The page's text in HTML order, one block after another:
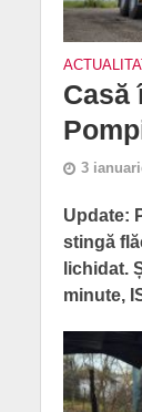
Casă
3
Update:
stingă
lichidat.
minute,